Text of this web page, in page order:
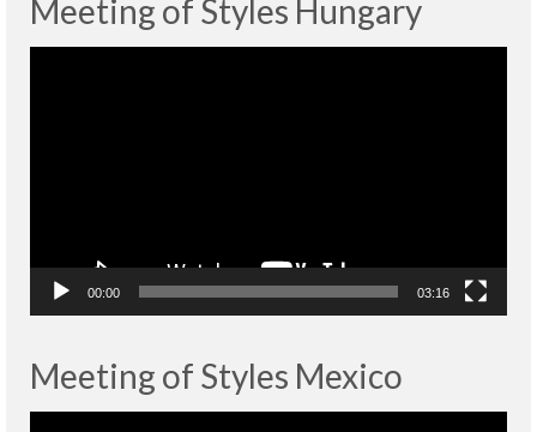
Meeting of Styles Hungary
00:00 03:16
Meeting of Styles Mexico